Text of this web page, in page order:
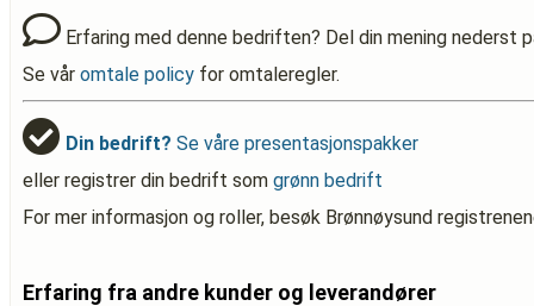
Erfaring med denne bedriften? Del din mening nederst
Se vår omtale policy for omtaleregler.
Din bedrift? Se våre presentasjonspakker
eller registrer din bedrift som grønn bedrift
For mer informasjon og roller, besøk Brønnøysund
Erfaring fra andre kunder og leverandører